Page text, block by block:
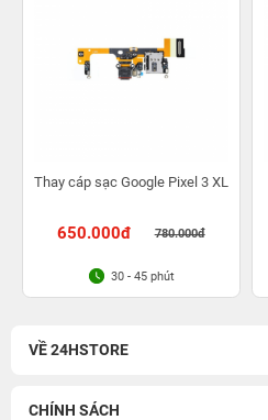
Thay cáp sạc Google Pixel 3 XL
650.000đ 780.000đ
30 - 45 phút
VỀ 24HSTORE
CHÍNH SÁCH